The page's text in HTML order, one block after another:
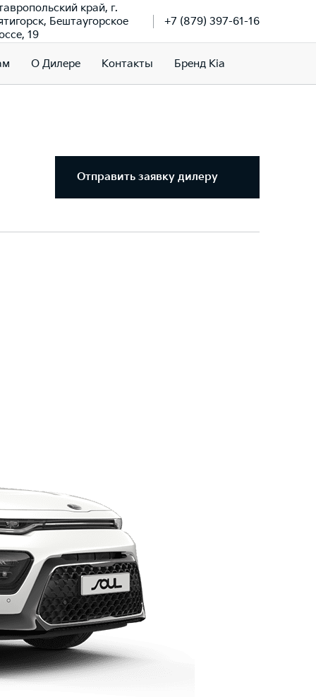
край, г.
Бештаугорское
19
+7 (879) 397-61-16
О Дилере Контакты Бренд Kia
Отправить заявку дилеру